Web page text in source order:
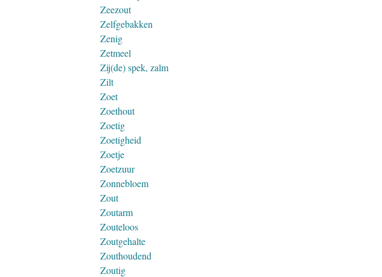
Zeezout
Zelfgebakken
Zenig
Zetmeel
Zij(de) spek, zalm
Zilt
Zoet
Zoethout
Zoetig
Zoetigheid
Zoetje
Zoetzuur
Zonnebloem
Zout
Zoutarm
Zouteloos
Zoutgehalte
Zouthoudend
Zoutig